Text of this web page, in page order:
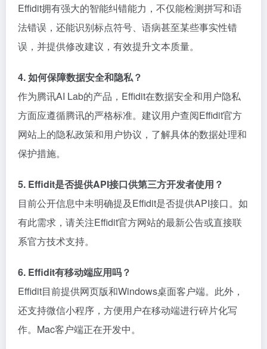
Effidit拥有强大的智能纠错能力，不仅能检测拼写和语
法错误，还能识别标点符号、语病甚至某些事实性错
误，并提供修改建议，有效提升文本质量。
4. 如何保障数据安全和隐私？
作为腾讯AI Lab的产品，Effidit在数据安全和用户隐私
方面应遵循腾讯的严格标准。建议用户查阅Effidit官方
网站上的隐私政策和用户协议，了解具体的数据处理和
保护措施。
5. Effidit是否提供API接口供第三方开发者使用？
目前公开信息中未明确提及Effidit是否提供API接口。如
有此需求，请关注Effidit官方网站的最新公告或直接联
系官方技术支持。
6. Effidit有移动端应用吗？
Effidit目前提供网页版和Windows桌面客户端。此外，
还支持微信小程序，方便用户在移动端进行碎片化写
作。Mac客户端正在开发中。